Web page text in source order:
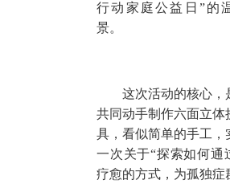
行动家庭公益日”的
景。
这次活动的核心，
共同动手制作六面立体
具，看似简单的手工，
一次关于“探索如何通
疗愈的方式，为孤独症